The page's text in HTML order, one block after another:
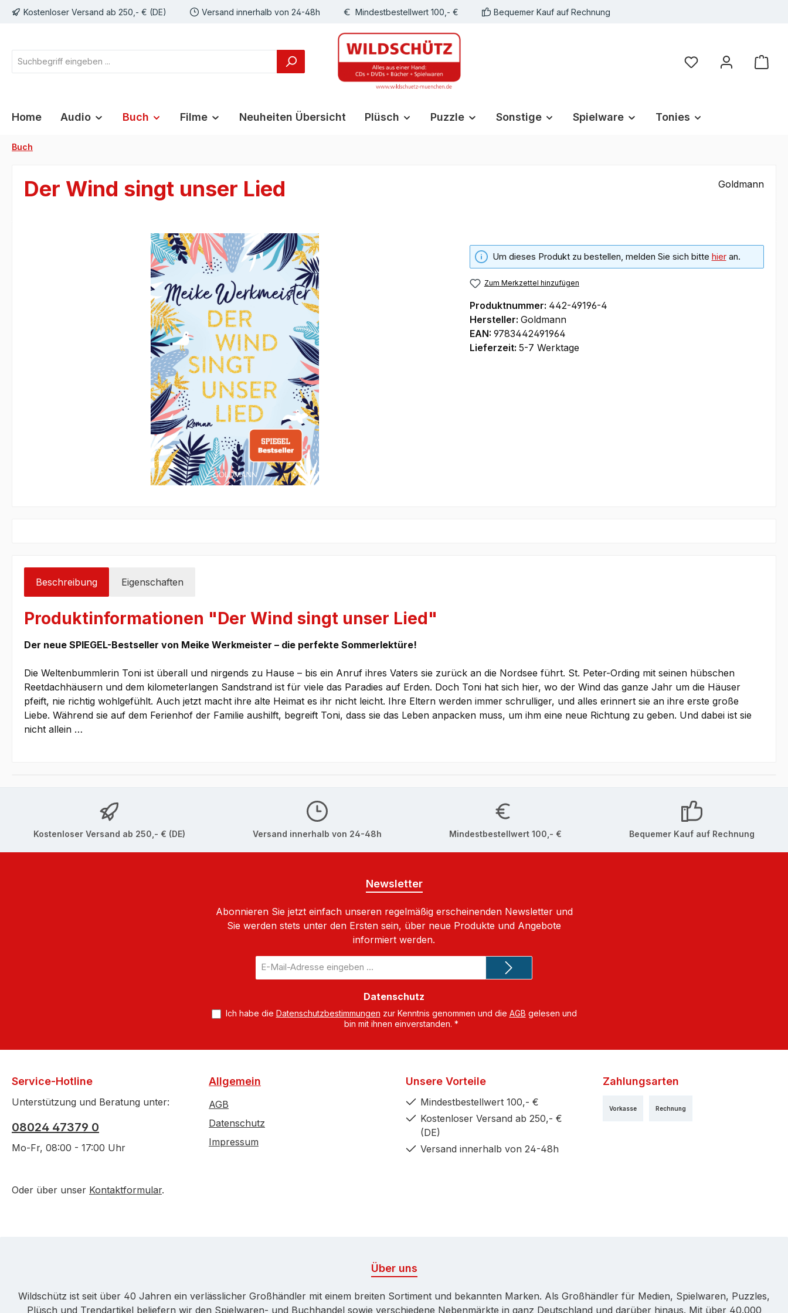
Zur Hauptnavigation springen
Kostenloser Versand ab 250,- € (DE) Versand innerhalb von 24-48h Mindestbestellwert 100,- € Bequemer Kauf auf Rechnung
Du hast 0 Produkte
Home Audio Buch Filme Neuheiten Übersicht Plüsch Puzzle Sonstige Spielware Tonies
Buch
Der Wind singt unser Lied Goldmann
Um dieses Produkt zu bestellen, melden Sie sich bitte hieran.
Zum Merkzettel hinzufügen
Produktnummer: 442-49196-4
Hersteller: Goldmann
EAN: 9783442491964
Lieferzeit: 5-7 Werktage
Beschreibung Eigenschaften
Produktinformationen "Der Wind singt unser Lied"
Der neue SPIEGEL-Bestseller von Meike Werkmeister – die perfekte Sommerlektüre!
Die Weltenbummlerin Toni ist überall und nirgends zu Hause – bis ein Anruf ihres Vaters sie zurück an die Nordsee führt. St. Peter-Ording mit seinen hübschen
Reetdachhäusern und dem kilometerlangen Sandstrand ist für viele das Paradies auf Erden. Doch Toni hat sich hier, wo der Wind das ganze Jahr um die Häuser
pfeift, nie richtig wohlgefühlt. Auch jetzt macht ihre alte Heimat es ihr nicht leicht. Ihre Eltern werden immer schrulliger, und alles erinnert sie an ihre erste große
Liebe. Während sie auf dem Ferienhof der Familie aushilft, begreift Toni, dass sie das Leben anpacken muss, um ihm eine neue Richtung zu geben. Und dabei ist sie
nicht allein …
Kostenloser Versand ab 250,- € (DE) Versand innerhalb von 24-48h Mindestbestellwert 100,- € Bequemer Kauf auf Rechnung
Newsletter
Abonnieren Sie jetzt einfach unseren regelmäßig erscheinenden Newsletter und
Sie werden stets unter den Ersten sein, über neue Produkte und Angebote
informiert werden.
Mail-
Adresse
Datenschutz
Ich habe die Datenschutzbestimmungen zur Kenntnis genommen und die AGB gelesen und
bin mit ihnen einverstanden. *
Service-Hotline
Unterstützung und Beratung unter:
08024 47379 0
Mo-Fr, 08:00 - 17:00 Uhr
Oder über unser Kontaktformular.
Allgemein
AGB
Datenschutz
Impressum
Unsere Vorteile
Mindestbestellwert 100,- €
Kostenloser Versand ab 250,- €
(DE)
Versand innerhalb von 24-48h
Zahlungsarten
Rechnung
Vorkasse
Über uns
Wildschütz ist seit über 40 Jahren ein verlässlicher Großhändler mit einem breiten Sortiment und bekannten Marken. Als Großhändler für Medien, Spielwaren, Puzzles,
Plüsch und Trendartikel beliefern wir den Spielwaren- und Buchhandel sowie verschiedene Nebenmärkte in ganz Deutschland und darüber hinaus. Mit über 40.000